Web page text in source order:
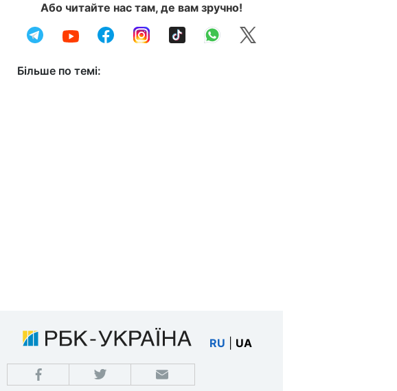
Або читайте нас там, де вам зручно!
Більше по темі:
RU UA